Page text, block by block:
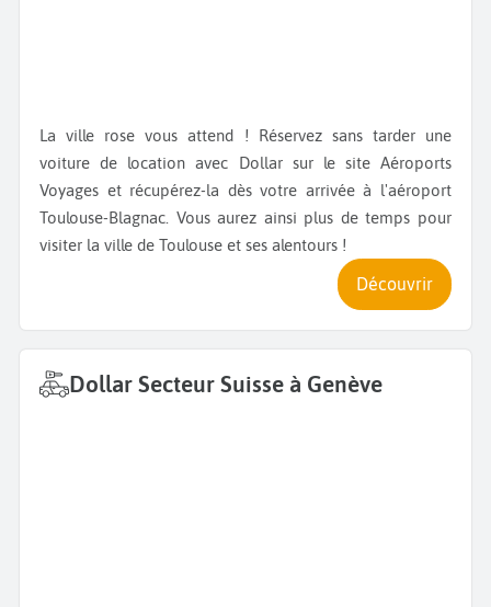
La ville rose vous attend ! Réservez sans tarder une
voiture de location avec Dollar sur le site Aéroports
Voyages et récupérez-la dès votre arrivée à l'aéroport
Toulouse-Blagnac. Vous aurez ainsi plus de temps pour
visiter la ville de Toulouse et ses alentours !
Découvrir
Dollar Secteur Suisse à Genève